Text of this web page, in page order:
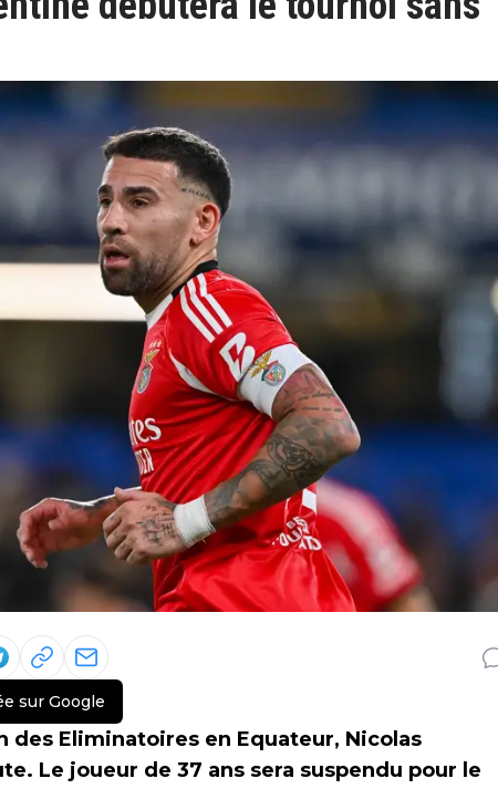
sur Google
des Eliminatoires en Equateur, Nicolas
Le joueur de 37 ans sera suspendu pour le